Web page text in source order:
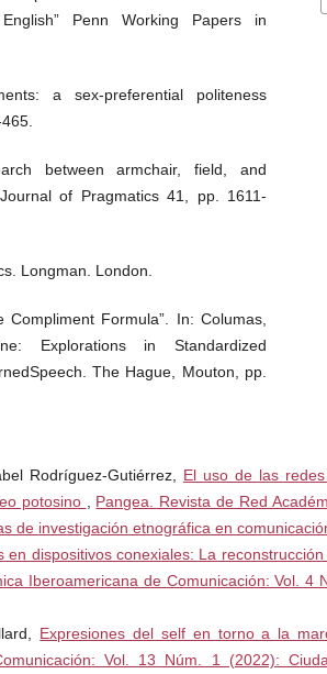
Penn Working Papers in
a sex-preferential politeness
between armchair, field, and
of Pragmatics 41, pp. 1611-
Longman. London.
Formula”. In: Columas,
Explorations in Standardized
The Hague, Mouton, pp.
Elliot (Eds.), Sociolinguistics and
MA. Pp 82-95.
del Observatorio de Redes
February, 2011. Web March 15th
Informe-
The-Cocktail-Analysis-FEB2011>
Rodríguez-Gutiérrez, El uso de las
potosino
Pangea. Revista de Red
de investigación etnográfica en
en dispositivos conexiales: La
Iberoamericana de Comunicación: Vol. 4
Expresiones del self en torno a la
Vol. 13 Núm. 1 (2022):